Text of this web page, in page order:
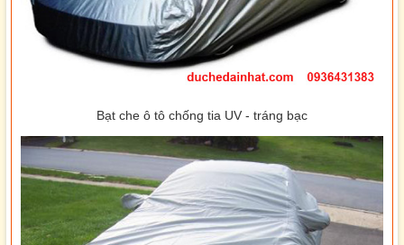
Bạt che ô tô chống tia UV - tráng bạc